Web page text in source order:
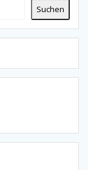
Suchen